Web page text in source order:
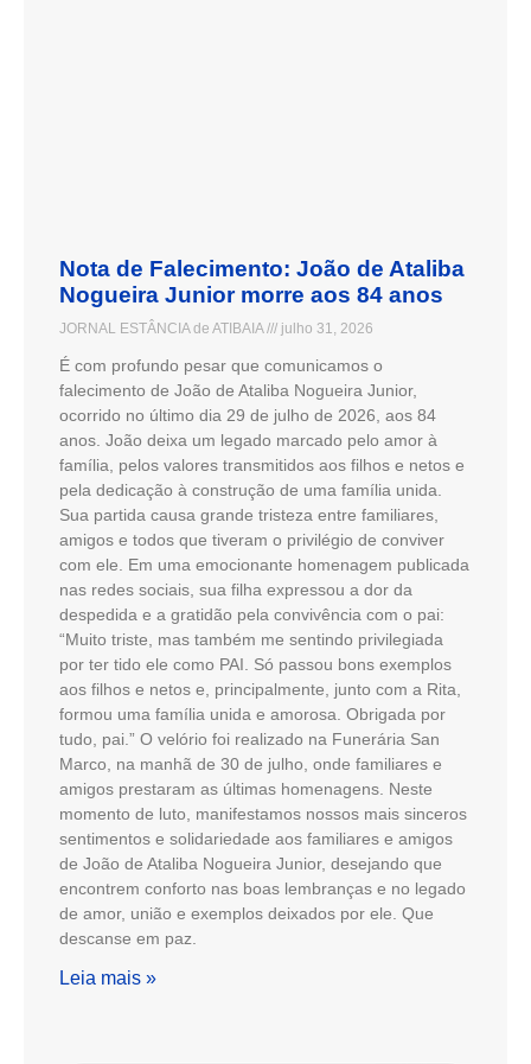
Nota de Falecimento: João de Ataliba
Nogueira Junior morre aos 84 anos
JORNAL ESTÂNCIA de ATIBAIA julho 31, 2026
É com profundo pesar que comunicamos o
falecimento de João de Ataliba Nogueira Junior,
ocorrido no último dia 29 de julho de 2026, aos 84
anos. João deixa um legado marcado pelo amor à
família, pelos valores transmitidos aos filhos e netos e
pela dedicação à construção de uma família unida.
Sua partida causa grande tristeza entre familiares,
amigos e todos que tiveram o privilégio de conviver
com ele. Em uma emocionante homenagem publicada
nas redes sociais, sua filha expressou a dor da
despedida e a gratidão pela convivência com o pai:
“Muito triste, mas também me sentindo privilegiada
por ter tido ele como PAI. Só passou bons exemplos
aos filhos e netos e, principalmente, junto com a Rita,
formou uma família unida e amorosa. Obrigada por
tudo, pai.” O velório foi realizado na Funerária San
Marco, na manhã de 30 de julho, onde familiares e
amigos prestaram as últimas homenagens. Neste
momento de luto, manifestamos nossos mais sinceros
sentimentos e solidariedade aos familiares e amigos
de João de Ataliba Nogueira Junior, desejando que
encontrem conforto nas boas lembranças e no legado
de amor, união e exemplos deixados por ele. Que
descanse em paz.
Leia mais »